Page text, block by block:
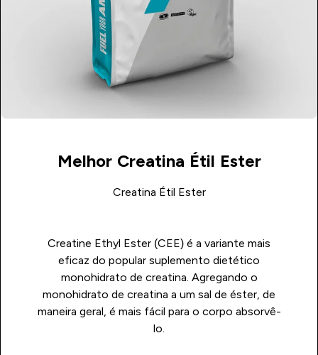
Melhor Creatina Étil Ester
Creatina Étil Ester
Creatine Ethyl Ester (CEE) é a variante mais
eficaz do popular suplemento dietético
monohidrato de creatina. Agregando o
monohidrato de creatina a um sal de éster, de
maneira geral, é mais fácil para o corpo absorvê-
lo.